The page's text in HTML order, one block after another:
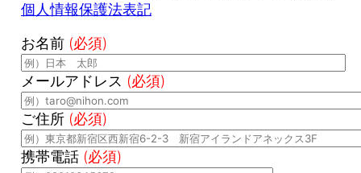
個人情報保護法表記
お名前 (必須)
メールアドレス (必須)
ご住所 (必須)
携帯電話 (必須)